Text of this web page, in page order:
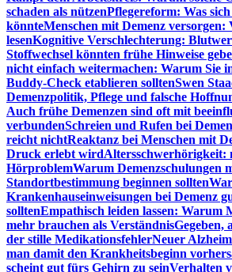
schaden als nützenPflegereform: Was
könnteMenschen mit Demenz versorgen:
lesenKognitive Verschlechterung:
Stoffwechsel könnten frühe Hinweise
nicht einfach weitermachen: Warum Sie
Buddy-Check etablieren solltenSwen
Demenzpolitik, Pflege und falsche
Auch frühe Demenzen sind oft mit
verbundenSchreien und Rufen bei
reicht nichtReaktanz bei Menschen mit
Druck erlebt wirdAltersschwerhörigkeit:
HörproblemWarum Demenzschulungen
Standortbestimmung beginnen sollten
Krankenhauseinweisungen bei Demenz
solltenEmpathisch leiden lassen: Warum
mehr brauchen als VerständnisGegeben,
der stille MedikationsfehlerNeuer
man damit den Krankheitsbeginn
scheint gut fürs Gehirn zu seinVerhalten